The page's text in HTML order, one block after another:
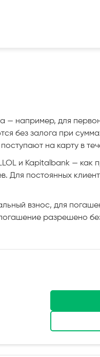
— например, для
без залога при
на карту в
и Kapitalbank —
Для постоянных
взнос, для
разрешено